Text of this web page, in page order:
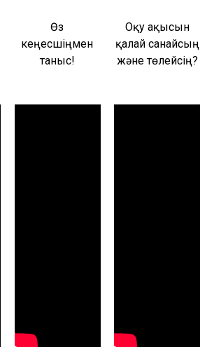
Өз
кеңесшіңмен
таныс!
Оқу ақысын
қалай санайсың
және төлейсің?